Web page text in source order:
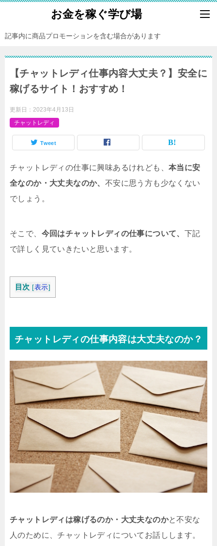
お金を稼ぐ学び場
記事内に商品プロモーションを含む場合があります
【チャットレディ仕事内容大丈夫？】安全に
稼げるサイト！おすすめ！
更新日： 2023年4月13日
チャットレディ
Tweet
チャットレディの仕事に興味あるけれども、 本当に安
全なのか・大丈夫なのか、 不安に思う方も少なくない
でしょう。
そこで、 今回はチャットレディの仕事について、 下記
で詳しく見ていきたいと思います。
目次 [表示]
チャットレディの仕事内容は大丈夫なのか？
チャットレディは稼げるのか・大丈夫なのかと不安な
人のために、チャットレディについてお話しします。